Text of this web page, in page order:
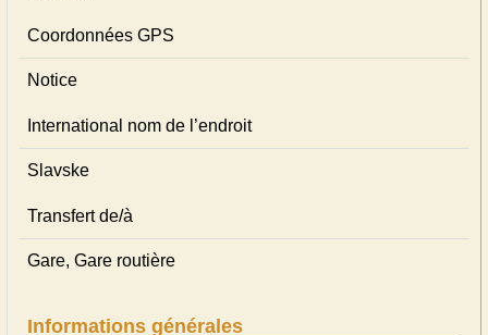
Coordonnées GPS
Notice
International nom de l’endroit
Slavske
Transfert de/à
Gare, Gare routière
Informations générales